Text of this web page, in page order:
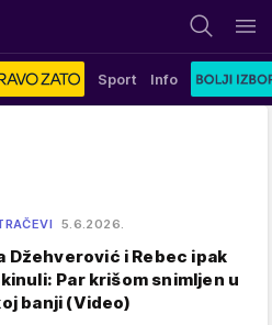
Sport Info
5.6.2026.
Džehverović i Rebec ipak
Par krišom snimljen u
banji (Video)